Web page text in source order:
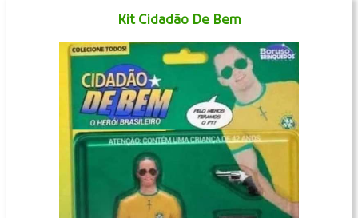
Kit Cidadão De Bem